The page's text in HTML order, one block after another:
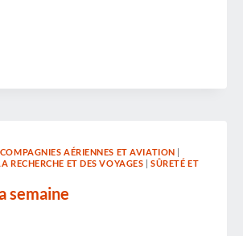
COMPAGNIES AÉRIENNES ET AVIATION
RECHERCHE ET DES VOYAGES |SÛRETÉ ET
semaine